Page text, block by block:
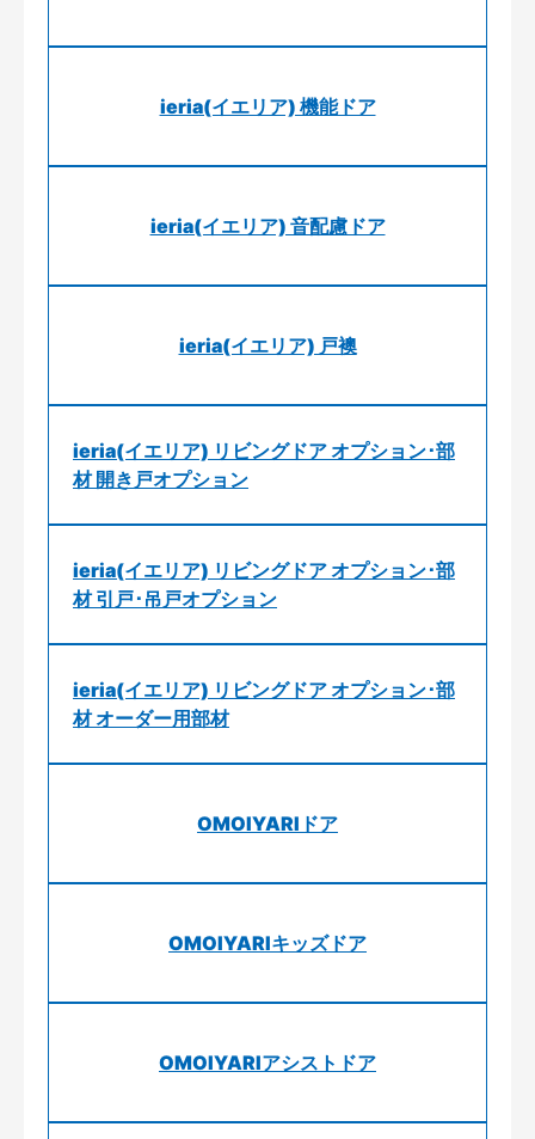
ieria(イエリア) 機能ドア
ieria(イエリア) 音配慮ドア
ieria(イエリア) 戸襖
ieria(イエリア) リビングドア オプション･部
材 開き戸オプション
ieria(イエリア) リビングドア オプション･部
材 引戸･吊戸オプション
ieria(イエリア) リビングドア オプション･部
材 オーダー用部材
OMOIYARIドア
OMOIYARIキッズドア
OMOIYARIアシストドア